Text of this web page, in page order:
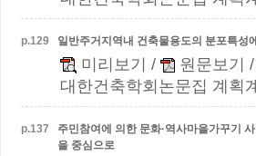
p.129 일반주거지역내 건축물용도의 분포특성
미리보기 / 원문보기
대한건축학회논문집 계획
p.137
주민참여에 의한 문화·역사마을가꾸기
을 중심으로